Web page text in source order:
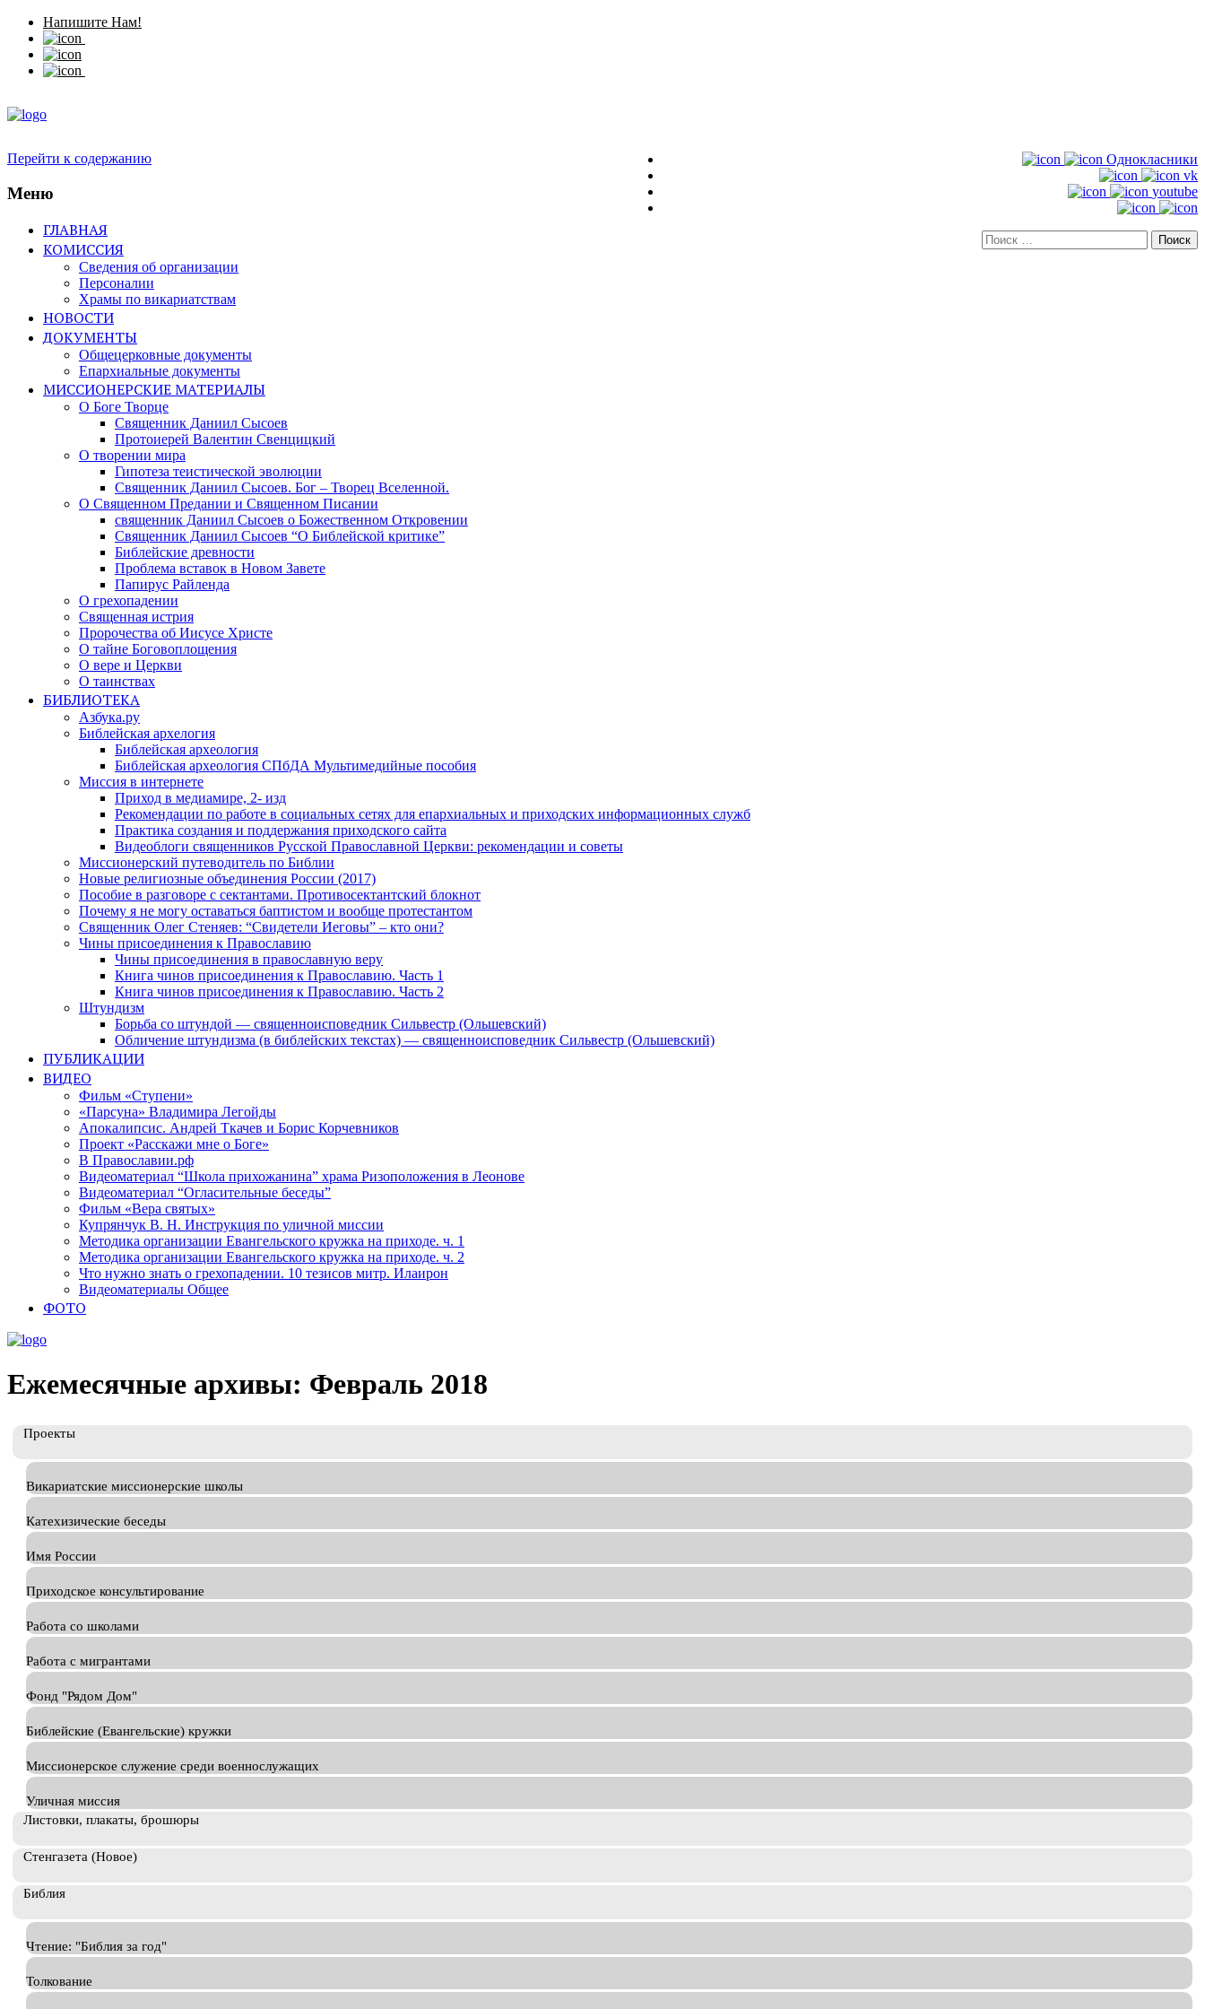
Напишите Нам!
Однокласники
vk
youtube
Искать:
Перейти к содержанию
Меню
ГЛАВНАЯ
КОМИССИЯ
Сведения об организации
Персоналии
Храмы по викариатствам
НОВОСТИ
ДОКУМЕНТЫ
Общецерковные документы
Епархиальные документы
МИССИОНЕРСКИЕ МАТЕРИАЛЫ
О Боге Творце
Священник Даниил Сысоев
Протоиерей Валентин Свенцицкий
О творении мира
Гипотеза теистической эволюции
Священник Даниил Сысоев. Бог – Творец Вселенной.
О Священном Предании и Священном Писании
священник Даниил Сысоев о Божественном Откровении
Священник Даниил Сысоев “О Библейской критике”
Библейские древности
Проблема вставок в Новом Завете
Папирус Райленда
О грехопадении
Священная истрия
Пророчества об Иисусе Христе
О тайне Боговоплощения
О вере и Церкви
О таинствах
БИБЛИОТЕКА
Азбука.ру
Библейская архелогия
Библейская археология
Библейская археология СПбДА Мультимедийные пособия
Миссия в интернете
Приход в медиамире, 2- изд
Рекомендации по работе в социальных сетях для епархиальных и приходских информационных служб
Практика создания и поддержания приходского сайта
Видеоблоги священников Русской Православной Церкви: рекомендации и советы
Миссионерский путеводитель по Библии
Новые религиозные объединения России (2017)
Пособие в разговоре с сектантами. Противосектантский блокнот
Почему я не могу оставаться баптистом и вообще протестантом
Священник Олег Стеняев: “Свидетели Иеговы” – кто они?
Чины присоединения к Православию
Чины присоединения в православную веру
Книга чинов присоединения к Православию. Часть 1
Книга чинов присоединения к Православию. Часть 2
Штундизм
Борьба со штундой — священноисповедник Сильвестр (Ольшевский)
Обличение штундизма (в библейских текстах) — священноисповедник Сильвестр (Ольшевский)
ПУБЛИКАЦИИ
ВИДЕО
Фильм «Ступени»
«Парсуна» Владимира Легойды
Апокалипсис. Андрей Ткачев и Борис Корчевников
Проект «Расскажи мне о Боге»
В Православии.рф
Видеоматериал “Школа прихожанина” храма Ризоположения в Леонове
Видеоматериал “Огласительные беседы”
Фильм «Вера святых»
Купрянчук В. Н. Инструкция по уличной миссии
Методика организации Евангельского кружка на приходе. ч. 1
Методика организации Евангельского кружка на приходе. ч. 2
Что нужно знать о грехопадении. 10 тезисов митр. Илаирон
Видеоматериалы Общее
ФОТО
Ежемесячные архивы: Февраль 2018
Проекты
Викариатские миссионерские школы
Катехизические беседы
Имя России
Приходское консультирование
Работа со школами
Работа с мигрантами
Фонд "Рядом Дом"
Библейские (Евангельские) кружки
Миссионерское служение среди военнослужащих
Уличная миссия
Листовки, плакаты, брошюры
Стенгазета (Новое)
Библия
Чтение: "Библия за год"
Толкование